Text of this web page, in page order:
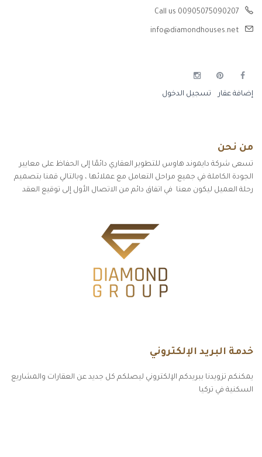
Call us 00905075090207
info@diamondhouses.net
إضافة عقار تسجيل الدخول
من نحن
تسعى شركة دايموند هاوس للتطوير العقاري دائمًا إلى الحفاظ على معايير
الجودة الكاملة في جميع مراحل التعامل مع عملائها ، وبالتالي قمنا بتصميم
رحلة العميل ليكون معنا في اتفاق دائم من الاتصال الأول إلى توقيع العقد
خدمة البريد الإلكتروني
يمكنكم تزويدنا ببريدكم الإلكتروني ليصلكم كل جديد عن العقارات والمشاريع
السكنية في تركيا